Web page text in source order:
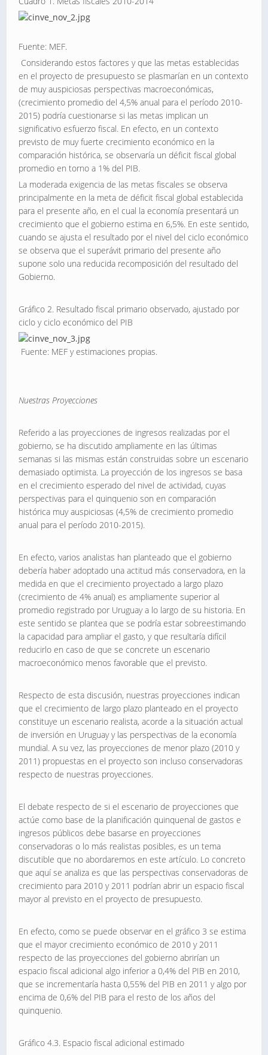
Fuente: MEF.
Considerando estos factores y que las metas establecidas
en el proyecto de presupuesto se plasmarían en un contexto
de muy auspiciosas perspectivas macroeconómicas,
(crecimiento promedio del 4,5% anual para el período 2010-
2015) podría cuestionarse si las metas implican un
significativo esfuerzo fiscal. En efecto, en un contexto
previsto de muy fuerte crecimiento económico en la
comparación histórica, se observaría un déficit fiscal global
promedio en torno a 1% del PIB.
La moderada exigencia de las metas fiscales se observa
principalmente en la meta de déficit fiscal global establecida
para el presente año, en el cual la economía presentará un
crecimiento que el gobierno estima en 6,5%. En este sentido,
cuando se ajusta el resultado por el nivel del ciclo económico
se observa que el superávit primario del presente año
supone solo una reducida recomposición del resultado del
Gobierno.
Gráfico 2. Resultado fiscal primario observado, ajustado por
ciclo y ciclo económico del PIB
Fuente: MEF y estimaciones propias.
Nuestras Proyecciones
Referido a las proyecciones de ingresos realizadas por el
gobierno, se ha discutido ampliamente en las últimas
semanas si las mismas están construidas sobre un escenario
demasiado optimista. La proyección de los ingresos se basa
en el crecimiento esperado del nivel de actividad, cuyas
perspectivas para el quinquenio son en comparación
histórica muy auspiciosas (4,5% de crecimiento promedio
anual para el período 2010-2015).
En efecto, varios analistas han planteado que el gobierno
debería haber adoptado una actitud más conservadora, en la
medida en que el crecimiento proyectado a largo plazo
(crecimiento de 4% anual) es ampliamente superior al
promedio registrado por Uruguay a lo largo de su historia. En
este sentido se plantea que se podría estar sobreestimando
la capacidad para ampliar el gasto, y que resultaría difícil
reducirlo en caso de que se concrete un escenario
macroeconómico menos favorable que el previsto.
Respecto de esta discusión, nuestras proyecciones indican
que el crecimiento de largo plazo planteado en el proyecto
constituye un escenario realista, acorde a la situación actual
de inversión en Uruguay y las perspectivas de la economía
mundial. A su vez, las proyecciones de menor plazo (2010 y
2011) propuestas en el proyecto son incluso conservadoras
respecto de nuestras proyecciones.
El debate respecto de si el escenario de proyecciones que
actúe como base de la planificación quinquenal de gastos e
ingresos públicos debe basarse en proyecciones
conservadoras o lo más realistas posibles, es un tema
discutible que no abordaremos en este artículo. Lo concreto
que aquí se analiza es que las perspectivas conservadoras de
crecimiento para 2010 y 2011 podrían abrir un espacio fiscal
mayor al previsto en el proyecto de presupuesto.
En efecto, como se puede observar en el gráfico 3 se estima
que el mayor crecimiento económico de 2010 y 2011
respecto de las proyecciones del gobierno abrirían un
espacio fiscal adicional algo inferior a 0,4% del PIB en 2010,
que se incrementaría hasta 0,55% del PIB en 2011 y algo por
encima de 0,6% del PIB para el resto de los años del
quinquenio.
Gráfico 4.3. Espacio fiscal adicional estimado